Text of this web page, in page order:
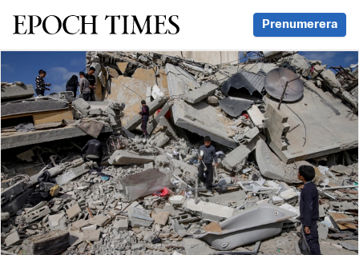
Svenska Epoch Times Prenumerera